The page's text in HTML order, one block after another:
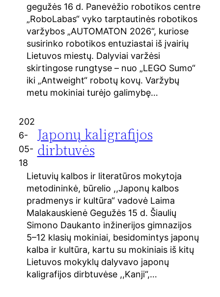
gegužės 16 d. Panevėžio robotikos centre
„RoboLabas“ vyko tarptautinės robotikos
varžybos „AUTOMATON 2026“, kuriose
susirinko robotikos entuziastai iš įvairių
Lietuvos miestų. Dalyviai varžėsi
skirtingose rungtyse – nuo „LEGO Sumo“
iki „Antweight“ robotų kovų. Varžybų
metu mokiniai turėjo galimybę…
202
6-
05-
18
Japonų kaligrafijos
dirbtuvės
Lietuvių kalbos ir literatūros mokytoja
metodininkė, būrelio ,,Japonų kalbos
pradmenys ir kultūra“ vadovė Laima
Malakauskienė Gegužės 15 d. Šiaulių
Simono Daukanto inžinerijos gimnazijos
5–12 klasių mokiniai, besidomintys japonų
kalba ir kultūra, kartu su mokiniais iš kitų
Lietuvos mokyklų dalyvavo japonų
kaligrafijos dirbtuvėse ,,Kanji“,…